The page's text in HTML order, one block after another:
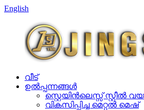
English
വീട്
ഉൽപ്പന്നങ്ങൾ
സ്റ്റെയിൻലെസ്സ് സ്റ്റീൽ
വികസിപ്പിച്ച മെറ്റൽ മെഷ്